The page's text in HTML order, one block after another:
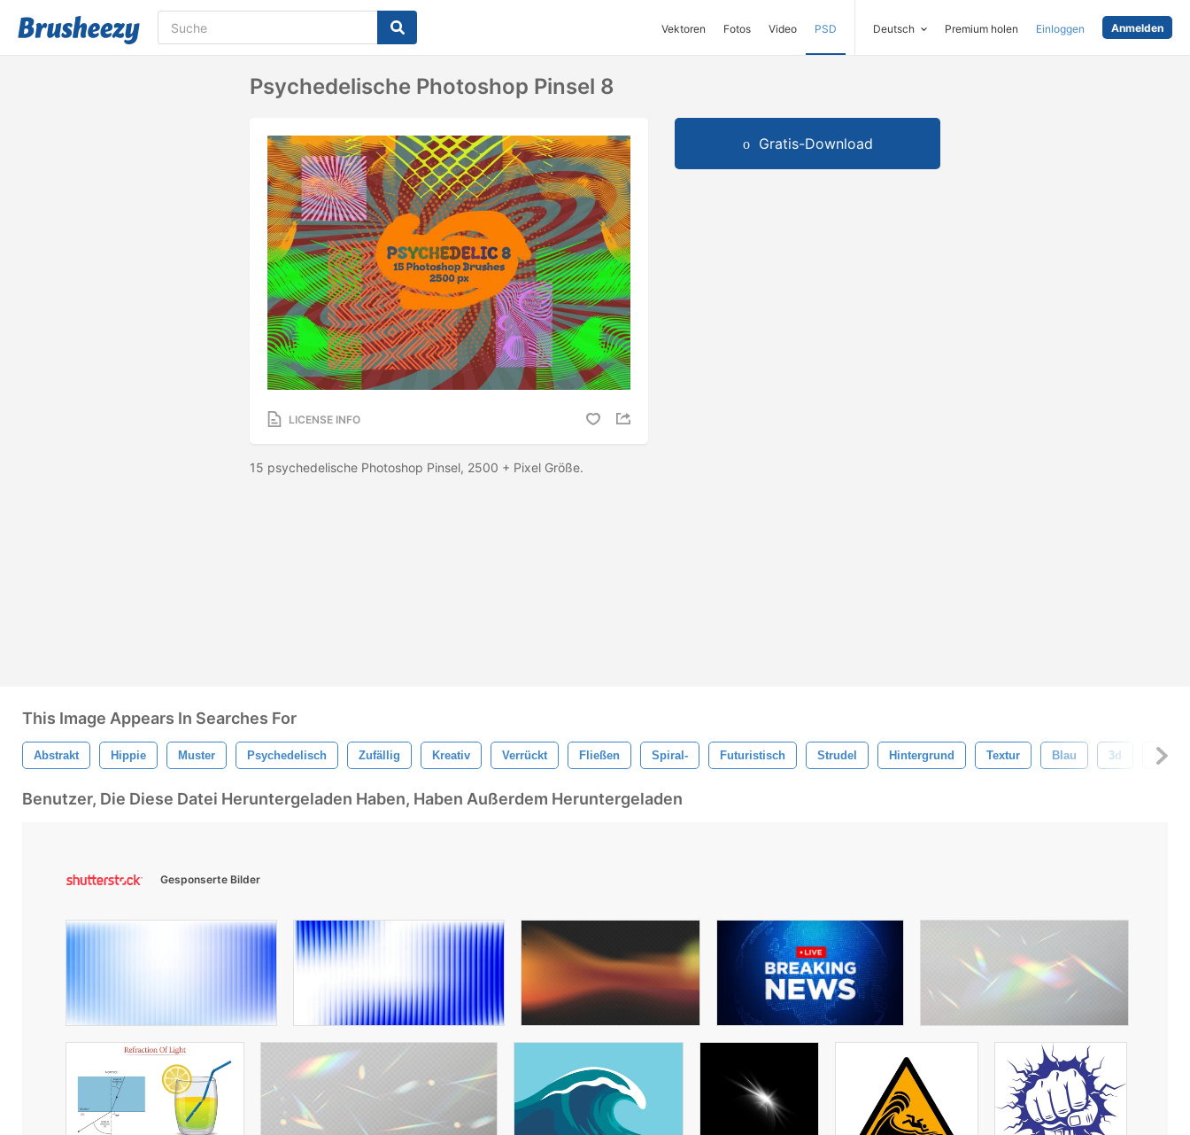
Vektoren Fotos Video PSD Deutsch Premium holen Einloggen Anmelden
Psychedelische Photoshop Pinsel 8
LICENSE INFO
15 psychedelische Photoshop Pinsel, 2500 + Pixel Größe.
Gratis-Download
This Image Appears In Searches For
Abstrakt Hippie Muster Psychedelisch Zufällig Kreativ Verrückt Fließen Spiral- Futuristisch Strudel Hintergrund Textur Blau 3d Platz
Benutzer, Die Diese Datei Heruntergeladen Haben, Haben Außerdem Heruntergeladen
Gesponserte Bilder